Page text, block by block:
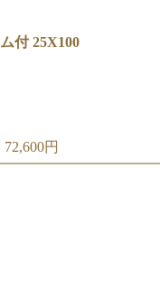
付 25X100
付 25X100
72,600円